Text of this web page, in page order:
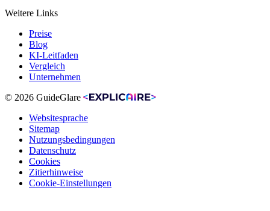
Weitere Links
Preise
Blog
KI-Leitfaden
Vergleich
Unternehmen
© 2026 GuideGlare
Websitesprache
Sitemap
Nutzungsbedingungen
Datenschutz
Cookies
Zitierhinweise
Cookie-Einstellungen